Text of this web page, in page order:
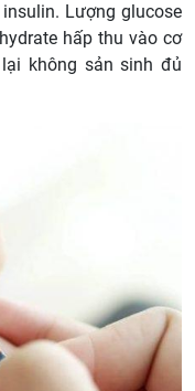
Lượng glucose
hấp thu vào cơ
không sản sinh đủ